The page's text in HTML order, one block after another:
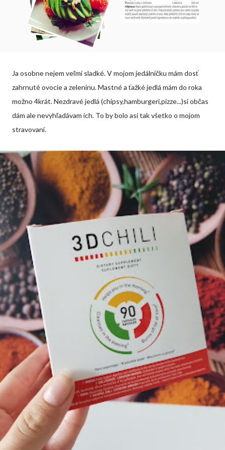
Ja osobne nejem veľmi sladké. V mojom jedálníčku mám dosť
zahrnuté ovocie a zeleninu. Mastné a ťažké jedlá mám do roka
možno 4krát. Nezdravé jedlá (chipsy,hamburgeri,pizze...)si občas
dám ale nevyhľadávam ich. To by bolo asi tak všetko o mojom
stravovaní.